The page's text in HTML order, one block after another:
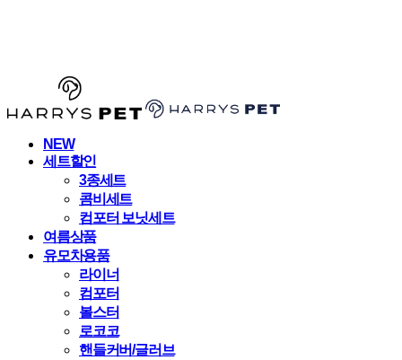
NEW
세트할인
3종세트
콤비세트
컴포터 보닛세트
여름상품
유모차용품
라이너
컴포터
볼스터
로코코
핸들커버/글러브